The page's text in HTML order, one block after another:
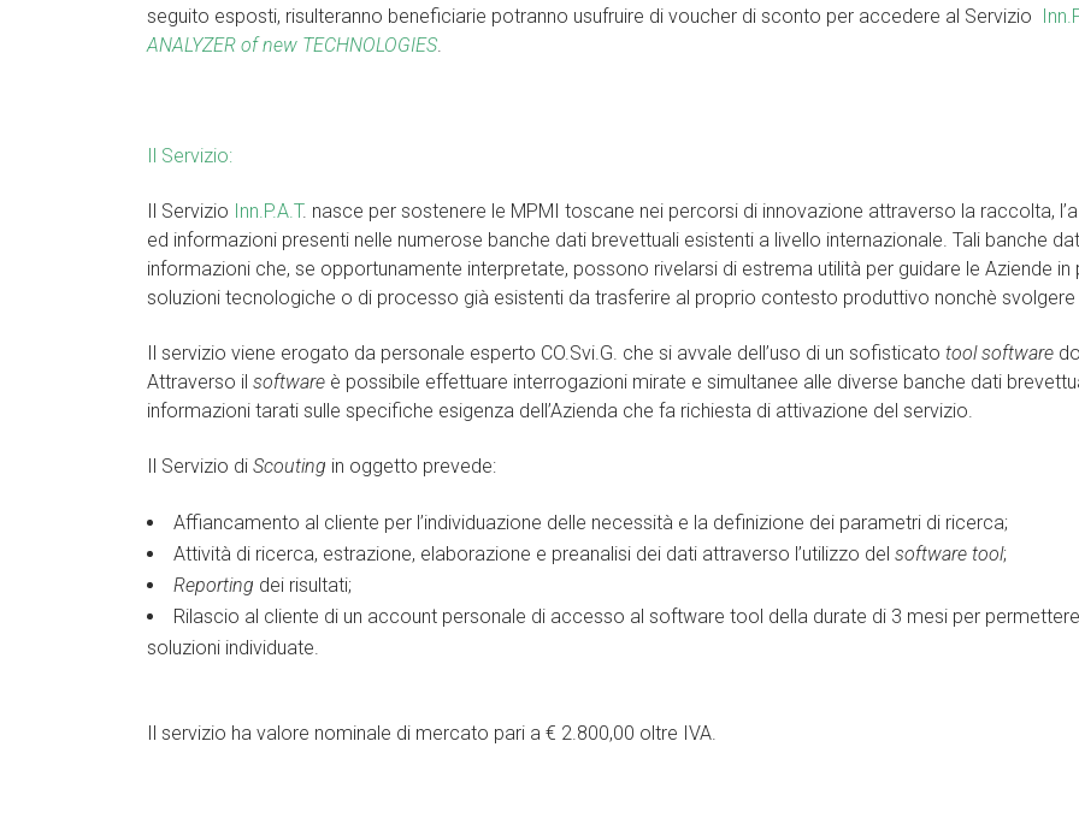
seguito esposti, risulteranno beneficiarie potranno usufruire di voucher di sconto per accedere al Servizio
ANALYZER of new TECHNOLOGIES.
Il Servizio:
Il Servizio Inn.P.A.T. nasce per sostenere le MPMI toscane nei percorsi di innovazione attraverso la raccolta,
ed informazioni presenti nelle numerose banche dati brevettuali esistenti a livello internazionale. Tali banche
informazioni che, se opportunamente interpretate, possono rivelarsi di estrema utilità per guidare le Aziende
soluzioni tecnologiche o di processo già esistenti da trasferire al proprio contesto produttivo nonchè
Il servizio viene erogato da personale esperto CO.Svi.G. che si avvale dell’uso di un sofisticato tool software
Attraverso il software è possibile effettuare interrogazioni mirate e simultanee alle diverse banche dati
informazioni tarati sulle specifiche esigenza dell’Azienda che fa richiesta di attivazione del servizio.
Il Servizio di Scouting in oggetto prevede:
Affiancamento al cliente per l’individuazione delle necessità e la definizione dei parametri di ricerca;
Attività di ricerca, estrazione, elaborazione e preanalisi dei dati attraverso l’utilizzo del software tool;
Reporting dei risultati;
Rilascio al cliente di un account personale di accesso al software tool della durate di 3 mesi per
soluzioni individuate.
Il servizio ha valore nominale di mercato pari a € 2.800,00 oltre IVA.